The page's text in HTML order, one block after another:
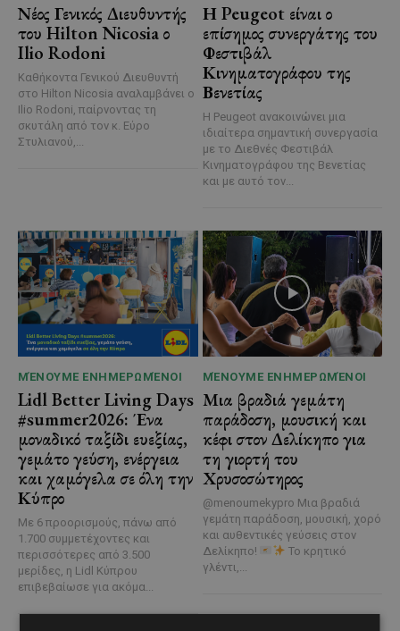
Νέος Γενικός Διευθυντής
του Hilton Nicosia ο
Ilio Rodoni
Καθήκοντα Γενικού Διευθυντή
στο Hilton Nicosia αναλαμβάνει ο
Ilio Rodoni, παίρνοντας τη
σκυτάλη από τον κ. Εύρο
Στυλιανού,...
Η Peugeot είναι ο
επίσημος συνεργάτης του
Φεστιβάλ
Κινηματογράφου της
Βενετίας
Η Peugeot ανακοινώνει μια
ιδιαίτερα σημαντική συνεργασία
με το Διεθνές Φεστιβάλ
Κινηματογράφου της Βενετίας
και με αυτό τον...
ΜΈΝΟΥΜΕ ΕΝΗΜΕΡΩΜΈΝΟΙ
Lidl Better Living Days
#summer2026: Ένα
μοναδικό ταξίδι ευεξίας,
γεμάτο γεύση, ενέργεια
και χαμόγελα σε όλη την
Κύπρο
Με 6 προορισμούς, πάνω από
1.700 συμμετέχοντες και
περισσότερες από 3.500
μερίδες, η Lidl Κύπρου
επιβεβαίωσε για ακόμα...
ΜΈΝΟΥΜΕ ΕΝΗΜΕΡΩΜΈΝΟΙ
Μια βραδιά γεμάτη
παράδοση, μουσική και
κέφι στον Δελίκηπο για
τη γιορτή του
Χρυσοσώτηρος
@menoumekypro Μια βραδιά
γεμάτη παράδοση, μουσική, χορό
και αυθεντικές γεύσεις στον
Δελίκηπο!
Το κρητικό
γλέντι,...